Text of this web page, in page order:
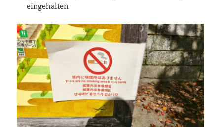
eingehalten